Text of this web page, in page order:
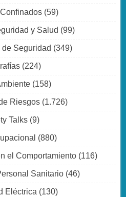
(59)
y Salud (99)
Seguridad (349)
(224)
(158)
Riesgos (1.726)
Talks(9)
(880)
el Comportamiento(116)
Sanitario (46)
Eléctrica (130)